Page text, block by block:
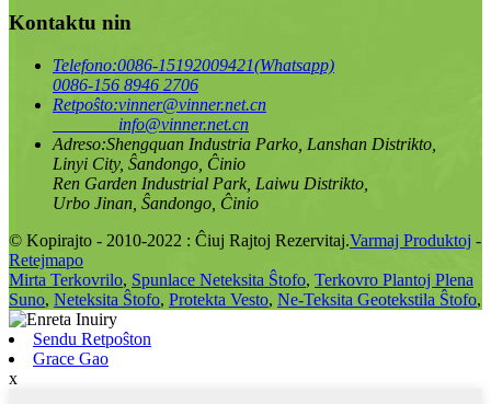
Kontaktu nin
Telefono:0086-15192009421(Whatsapp)
0086-156 8946 2706
Retpoŝto:vinner@vinner.net.cn
info@vinner.net.cn
Adreso:Shengquan Industria Parko, Lanshan Distrikto,
Linyi City, Ŝandongo, Ĉinio
Ren Garden Industrial Park, Laiwu Distrikto,
Urbo Jinan, Ŝandongo, Ĉinio
© Kopirajto - 2010-2022 : Ĉiuj Rajtoj Rezervitaj.Varmaj Produktoj -
Retejmapo
Mirta Terkovrilo, Spunlace Neteksita Ŝtofo, Terkovro Plantoj Plena
Suno, Neteksita Ŝtofo, Protekta Vesto, Ne-Teksita Geotekstila Ŝtofo,
Sendu Retpoŝton
Grace Gao
x